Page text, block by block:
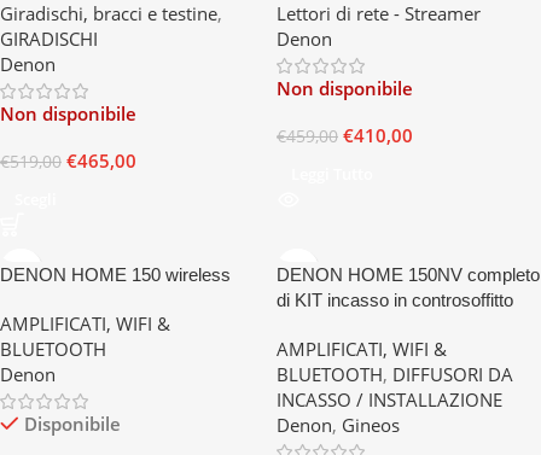
Giradischi, bracci e testine,
GIRADISCHI
Denon
Non disponibile
€519,00 €465,00
Lettori di rete - Streamer
Denon
Non disponibile
€459,00 €410,00
DENON HOME 150 wireless
AMPLIFICATI, WIFI &
BLUETOOTH
Denon
Disponibile
DENON HOME 150NV completo
di KIT incasso in controsoffitto
AMPLIFICATI, WIFI &
BLUETOOTH, DIFFUSORI DA
INCASSO / INSTALLAZIONE
Denon, Gineos